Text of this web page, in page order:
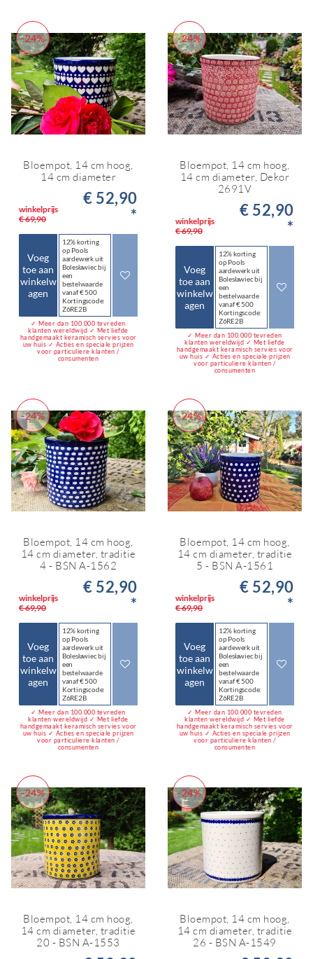
-24%
Bloempot, 14 cm hoog,
14 cm diameter
winkelprijs
€ 69,90
€ 52,90
*
Voeg
toe aan
winkelw
agen
12% korting
op Pools
aardewerk uit
Bolesławiec bij
een
bestelwaarde
vanaf € 500
Kortingscode:
Z6RE2B
✓ Meer dan 100.000 tevreden
klanten wereldwijd ✓ Met liefde
handgemaakt keramisch servies voor
uw huis ✓ Acties en speciale prijzen
voor particuliere klanten /
consumenten
-24%
Bloempot, 14 cm hoog,
14 cm diameter, Dekor
2691V
winkelprijs
€ 69,90
€ 52,90
*
Voeg
toe aan
winkelw
agen
12% korting
op Pools
aardewerk uit
Bolesławiec bij
een
bestelwaarde
vanaf € 500
Kortingscode:
Z6RE2B
✓ Meer dan 100.000 tevreden
klanten wereldwijd ✓ Met liefde
handgemaakt keramisch servies voor
uw huis ✓ Acties en speciale prijzen
voor particuliere klanten /
consumenten
-24%
Bloempot, 14 cm hoog,
14 cm diameter, traditie
4 - BSN A-1562
winkelprijs
€ 69,90
€ 52,90
*
Voeg
toe aan
winkelw
agen
12% korting
op Pools
aardewerk uit
Bolesławiec bij
een
bestelwaarde
vanaf € 500
Kortingscode:
Z6RE2B
✓ Meer dan 100.000 tevreden
klanten wereldwijd ✓ Met liefde
handgemaakt keramisch servies voor
uw huis ✓ Acties en speciale prijzen
voor particuliere klanten /
consumenten
-24%
Bloempot, 14 cm hoog,
14 cm diameter, traditie
5 - BSN A-1561
winkelprijs
€ 69,90
€ 52,90
*
Voeg
toe aan
winkelw
agen
12% korting
op Pools
aardewerk uit
Bolesławiec bij
een
bestelwaarde
vanaf € 500
Kortingscode:
Z6RE2B
✓ Meer dan 100.000 tevreden
klanten wereldwijd ✓ Met liefde
handgemaakt keramisch servies voor
uw huis ✓ Acties en speciale prijzen
voor particuliere klanten /
consumenten
-24%
Bloempot, 14 cm hoog,
14 cm diameter, traditie
20 - BSN A-1553
-24%
Bloempot, 14 cm hoog,
14 cm diameter, traditie
26 - BSN A-1549